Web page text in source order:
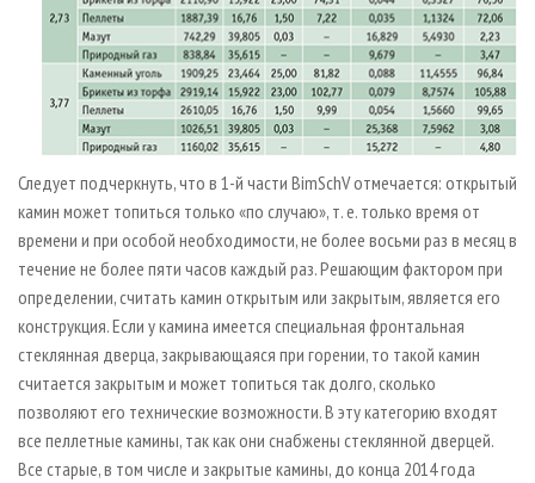
Следует подчеркнуть, что в 1-й части BimSchV отмечается: открытый
камин может топиться только «по случаю», т. е. только время от
времени и при особой необходимости, не более восьми раз в месяц в
течение не более пяти часов каждый раз. Решающим фактором при
определении, считать камин открытым или закрытым, является его
конструкция. Если у камина имеется специальная фронтальная
стеклянная дверца, закрывающаяся при горении, то такой камин
считается закрытым и может топиться так долго, сколько
позволяют его технические возможности. В эту категорию входят
все пеллетные камины, так как они снабжены стеклянной дверцей.
Все старые, в том числе и закрытые камины, до конца 2014 года